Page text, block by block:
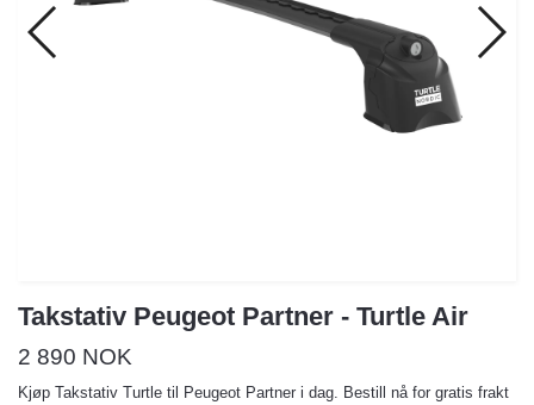
Takstativ Peugeot Partner - Turtle Air
2 890 NOK
Kjøp Takstativ Turtle til Peugeot Partner i dag. Bestill nå for gratis frakt